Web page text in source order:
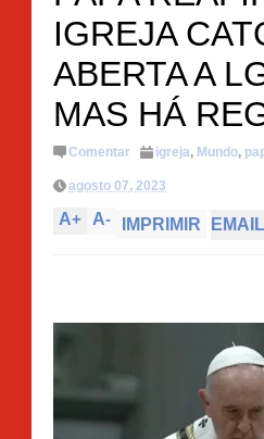
IGREJA
ABERTA A
MAS HÁ
Comentar igreja, Mundo,
agosto 07, 2023
A+ A- IMPRIMIR EMAIL